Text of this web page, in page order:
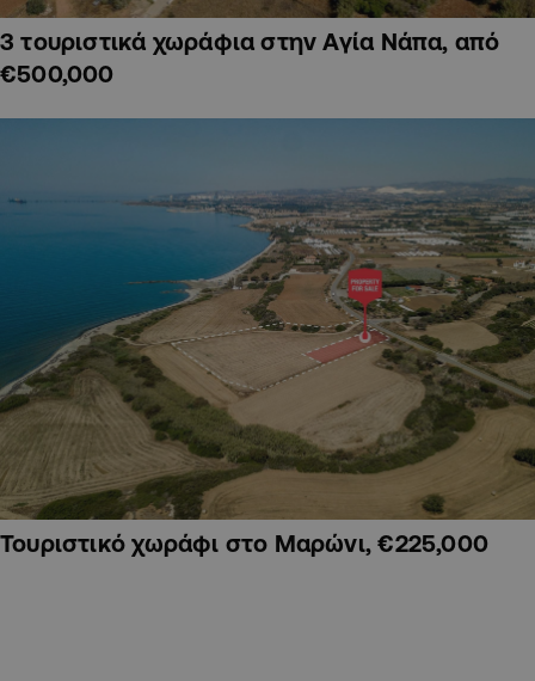
3 τουριστικά χωράφια στην Αγία Νάπα, από
€500,000
Τουριστικό χωράφι στο Μαρώνι, €225,000